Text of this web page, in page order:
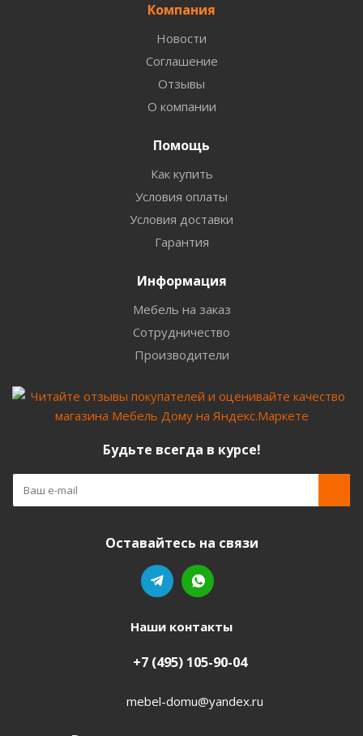
Компания
Новости
Соглашение
Отзывы
О компании
Помощь
Как купить
Условия оплаты
Условия доставки
Гарантия
Информация
Мебель на заказ
Сотрудничество
Производители
Будьте всегда в курсе!
Оставайтесь на связи
Наши контакты
+7 (495) 105-90-04
mebel-domu@yandex.ru